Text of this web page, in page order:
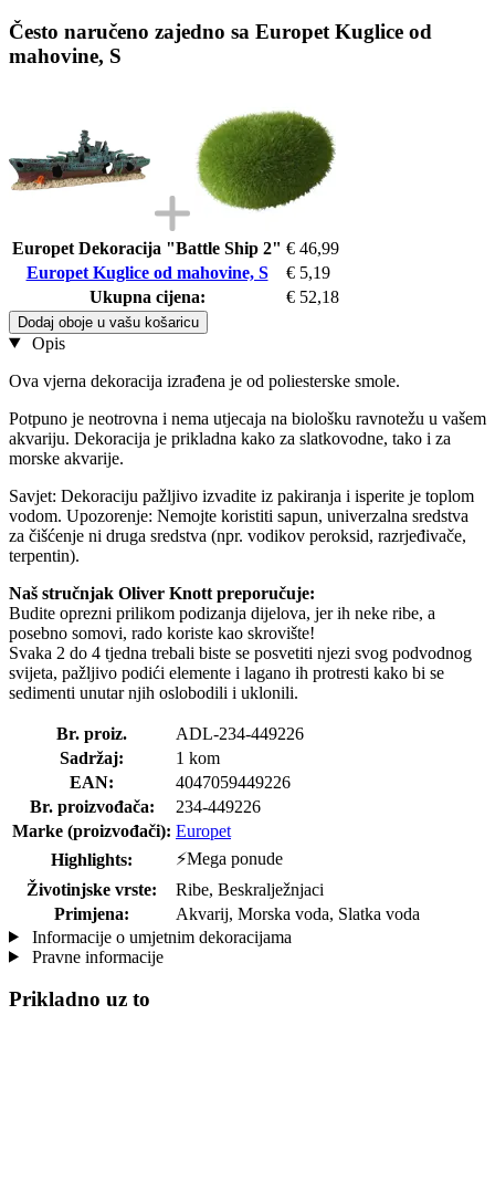
Često naručeno zajedno sa Europet Kuglice od
mahovine, S
Europet Dekoracija "Battle Ship 2" € 46,99
Europet Kuglice od mahovine, S
€ 5,19
Ukupna cijena:
€ 52,18
Dodaj oboje u vašu košaricu
Opis
Ova vjerna dekoracija izrađena je od poliesterske smole.
Potpuno je neotrovna i nema utjecaja na biološku ravnotežu u vašem
akvariju. Dekoracija je prikladna kako za slatkovodne, tako i za
morske akvarije.
Savjet: Dekoraciju pažljivo izvadite iz pakiranja i isperite je toplom
vodom. Upozorenje: Nemojte koristiti sapun, univerzalna sredstva
za čišćenje ni druga sredstva (npr. vodikov peroksid, razrjeđivače,
terpentin).
Naš stručnjak Oliver Knott preporučuje:
Budite oprezni prilikom podizanja dijelova, jer ih neke ribe, a
posebno somovi, rado koriste kao skrovište!
Svaka 2 do 4 tjedna trebali biste se posvetiti njezi svog podvodnog
svijeta, pažljivo podići elemente i lagano ih protresti kako bi se
sedimenti unutar njih oslobodili i uklonili.
Br. proiz.
ADL-234-449226
Sadržaj:
1 kom
EAN:
4047059449226
Br. proizvođača:
234-449226
Marke (proizvođači): Europet
Highlights:
⚡Mega ponude
Životinjske vrste:
Ribe, Beskralježnjaci
Primjena:
Akvarij, Morska voda, Slatka voda
Informacije o umjetnim dekoracijama
Pravne informacije
Prikladno uz to